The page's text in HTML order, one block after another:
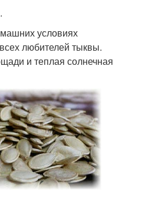
условиях
любителей тыквы.
и теплая солнечная